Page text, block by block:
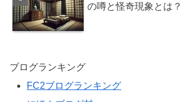
の噂と怪奇現象とは？
ブログランキング
FC2ブログランキング